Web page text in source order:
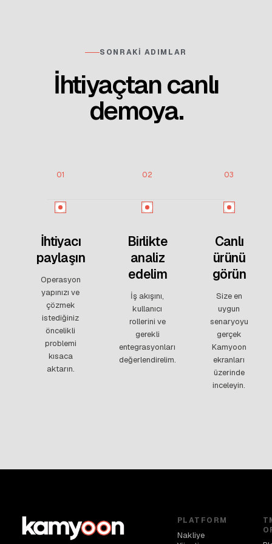
SONRAKI ADIMLAR
İhtiyaçtan canlı
demoya.
01
İhtiyacı
paylaşın
Operasyon
yapınızı ve
çözmek
istediğiniz
öncelikli
problemi
kısaca
aktarın.
02
Birlikte
analiz
edelim
İş akışını,
kullanıcı
rollerini ve
gerekli
entegrasyonları
değerlendirelim.
03
Canlı
ürünü
görün
Size en
uygun
senaryoyu
gerçek
Kamyoon
ekranları
üzerinde
inceleyin.
PLATFORM
Nakliye